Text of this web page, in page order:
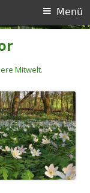
Mitwelt.
Menü